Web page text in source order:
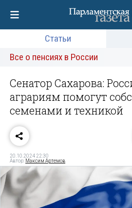
Статьи
Все о пенсиях в России
Сенатор Сахарова:
аграриям помогут
семенами и техникой
20.10.2024 22:30
Автор: Максим Артемов